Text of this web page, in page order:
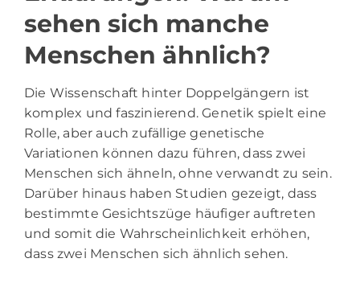
sehen sich manche
Menschen ähnlich?
Die Wissenschaft hinter Doppelgängern ist
komplex und faszinierend. Genetik spielt eine
Rolle, aber auch zufällige genetische
Variationen können dazu führen, dass zwei
Menschen sich ähneln, ohne verwandt zu sein.
Darüber hinaus haben Studien gezeigt, dass
bestimmte Gesichtszüge häufiger auftreten
und somit die Wahrscheinlichkeit erhöhen,
dass zwei Menschen sich ähnlich sehen.